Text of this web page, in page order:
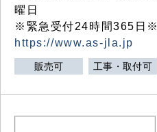
曜日
※緊急受付24時間365日※
https://www.as-jla.jp
販売可 工事・取付可